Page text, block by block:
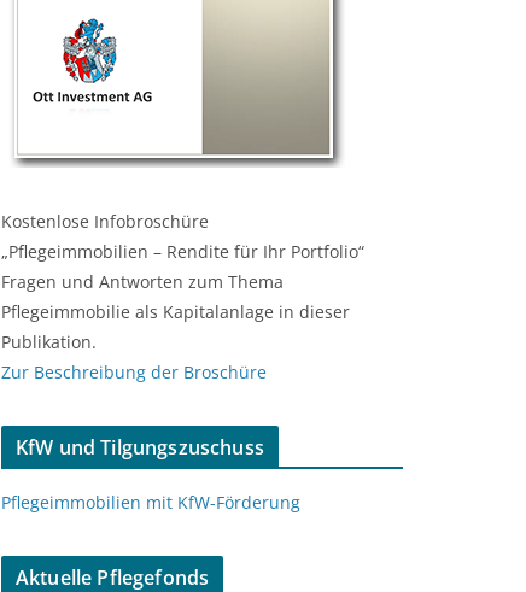
Kostenlose Infobroschüre
„Pflegeimmobilien – Rendite für Ihr Portfolio“
Fragen und Antworten zum Thema
Pflegeimmobilie als Kapitalanlage in dieser
Publikation.
Zur Beschreibung der Broschüre
KfW und Tilgungszuschuss
Pflegeimmobilien mit KfW-Förderung
Aktuelle Pflegefonds